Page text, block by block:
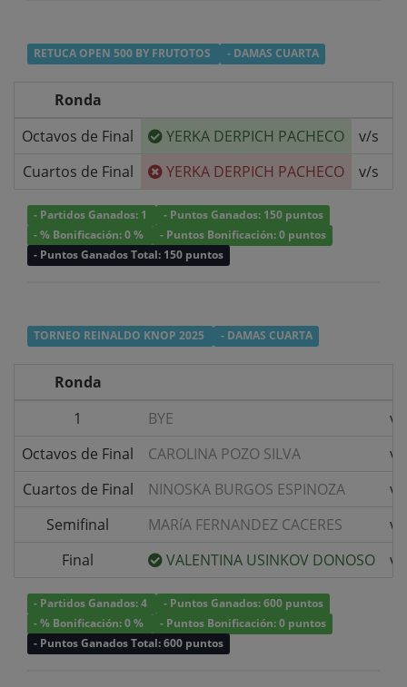
RETUCA OPEN 500 BY FRUTOTOS - DAMAS CUARTA
Ronda
Octavos de Final
YERKA DERPICH PACHECO v/s
Cuartos de Final
YERKA DERPICH PACHECO v/s
- Partidos Ganados: 1
- Puntos Ganados: 150 puntos
- % Bonificación: 0 %
- Puntos Bonificación: 0 puntos
- Puntos Ganados Total: 150 puntos
TORNEO REINALDO KNOP 2025 - DAMAS CUARTA
Ronda
1
BYE
v/
Octavos de Final
CAROLINA POZO SILVA
v/
Cuartos de Final
NINOSKA BURGOS ESPINOZA
v/
Semifinal
MARíA FERNANDEZ CACERES
v/
Final
VALENTINA USINKOV DONOSO v/
- Partidos Ganados: 4
- Puntos Ganados: 600 puntos
- % Bonificación: 0 %
- Puntos Bonificación: 0 puntos
- Puntos Ganados Total: 600 puntos